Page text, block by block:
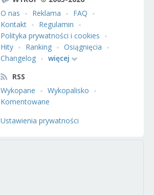
O nas
Reklama
FAQ
Kontakt
Regulamin
Polityka prywatności i cookies
Hity
Ranking
Osiągnięcia
Changelog
więcej
RSS
Wykopane
Wykopalisko
Komentowane
Ustawienia prywatności